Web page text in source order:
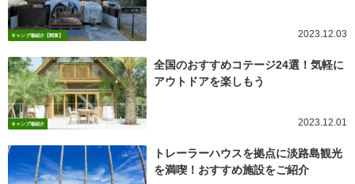
キャンプ場紹介【関東】 2023.12.03
キャンプ場紹介
全国のおすすめコテージ24選！気軽に
アウトドアを楽しもう
2023.12.01
トレーラーハウスを拠点に淡路島観光
を満喫！おすすめ施設をご紹介